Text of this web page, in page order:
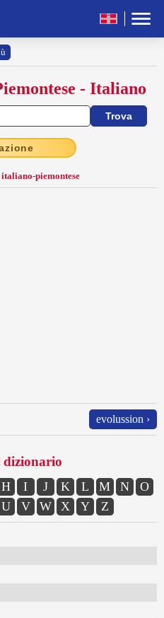
- Italiano
piemontese
evolussion ›
dizionario
H I J K L M N
O
U V W X Y Z